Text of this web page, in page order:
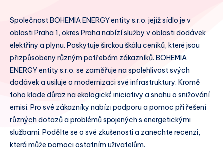
Společnost BOHEMIA ENERGY entity s.r.o. jejíž sídlo je v
oblasti Praha 1, okres Praha nabízí služby v oblasti dodávek
elektřiny a plynu. Poskytuje širokou škálu ceníků, které jsou
přizpůsobeny různým potřebám zákazníků. BOHEMIA
ENERGY entity s.r.o. se zaměřuje na spolehlivost svých
dodávek a usiluje o modernizaci své infrastruktury. Kromě
toho klade důraz na ekologické iniciativy a snahu o snižování
emisí. Pro své zákazníky nabízí podporu a pomoc při řešení
různých dotazů a problémů spojených s energetickými
službami. Podělte se o své zkušenosti a zanechte recenzi,
která může pomoci ostatním uživatelům.